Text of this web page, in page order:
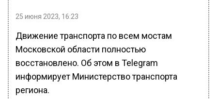
25 июня 2023, 16:23
Движение транспорта по всем мостам
Московской области полностью
восстановлено. Об этом в Telegram
информирует Министерство транспорта
региона.